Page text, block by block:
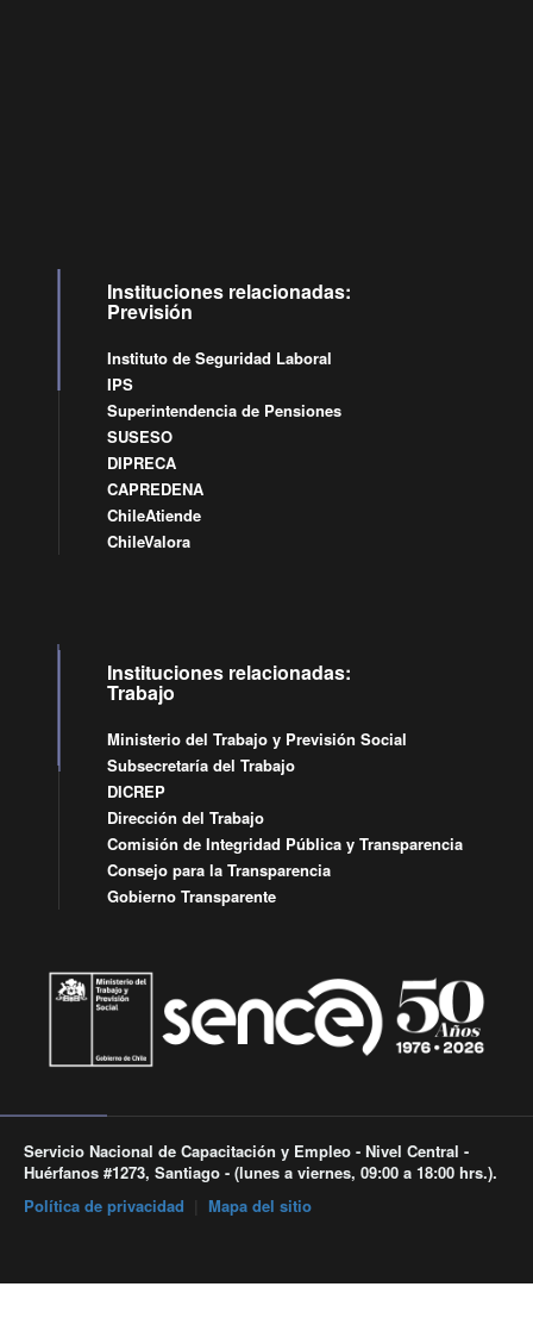
Instituciones relacionadas:
Previsión
Instituto de Seguridad Laboral
IPS
Superintendencia de Pensiones
SUSESO
DIPRECA
CAPREDENA
ChileAtiende
ChileValora
Instituciones relacionadas:
Trabajo
Ministerio del Trabajo y Previsión Social
Subsecretaría del Trabajo
DICREP
Dirección del Trabajo
Comisión de Integridad Pública y Transparencia
Consejo para la Transparencia
Gobierno Transparente
Servicio Nacional de Capacitación y Empleo - Nivel Central -
Huérfanos #1273, Santiago - (lunes a viernes, 09:00 a 18:00 hrs.).
Política de privacidad
Mapa del sitio